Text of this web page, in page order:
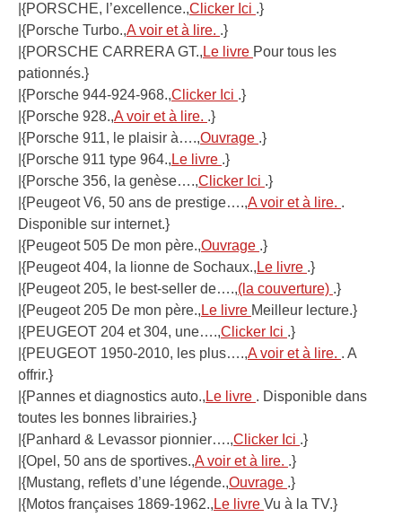
|{PORSCHE, l’excellence.,Clicker Ici .}
|{Porsche Turbo.,A voir et à lire. .}
|{PORSCHE CARRERA GT., Le livre Pour tous les
pationnés.}
|{Porsche 944-924-968.,Clicker Ici .}
|{Porsche 928.,A voir et à lire. .}
|{Porsche 911, le plaisir à….,Ouvrage .}
|{Porsche 911 type 964., Le livre .}
|{Porsche 356, la genèse….,Clicker Ici .}
|{Peugeot V6, 50 ans de prestige….,A voir et à lire. .
Disponible sur internet.}
|{Peugeot 505 De mon père.,Ouvrage .}
|{Peugeot 404, la lionne de Sochaux., Le livre .}
|{Peugeot 205, le best-seller de….,(la couverture) .}
|{Peugeot 205 De mon père., Le livre Meilleur lecture.}
|{PEUGEOT 204 et 304, une….,Clicker Ici .}
|{PEUGEOT 1950-2010, les plus….,A voir et à lire. . A
offrir.}
|{Pannes et diagnostics auto., Le livre . Disponible dans
toutes les bonnes librairies.}
|{Panhard & Levassor pionnier….,Clicker Ici .}
|{Opel, 50 ans de sportives.,A voir et à lire. .}
|{Mustang, reflets d’une légende.,Ouvrage .}
|{Motos françaises 1869-1962., Le livre Vu à la TV.}